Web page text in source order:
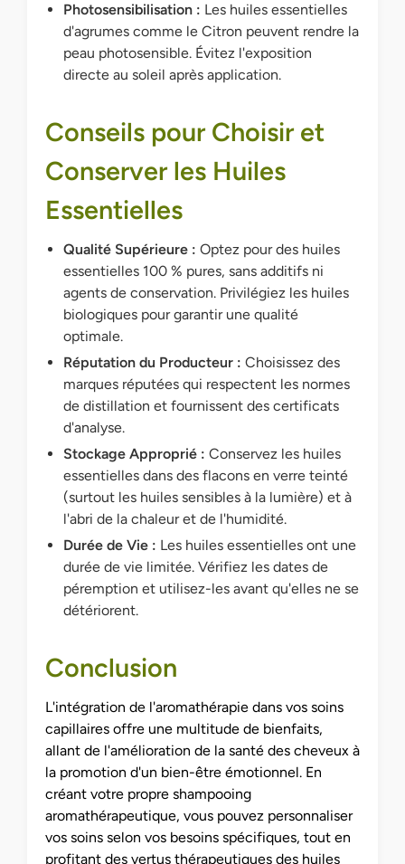
Photosensibilisation : Les huiles essentielles
d'agrumes comme le Citron peuvent rendre la
peau photosensible. Évitez l'exposition
directe au soleil après application.
Conseils pour Choisir et
Conserver les Huiles
Essentielles
Qualité Supérieure : Optez pour des huiles
essentielles 100 % pures, sans additifs ni
agents de conservation. Privilégiez les huiles
biologiques pour garantir une qualité
optimale.
Réputation du Producteur : Choisissez des
marques réputées qui respectent les normes
de distillation et fournissent des certificats
d'analyse.
Stockage Approprié : Conservez les huiles
essentielles dans des flacons en verre teinté
(surtout les huiles sensibles à la lumière) et à
l'abri de la chaleur et de l'humidité.
Durée de Vie : Les huiles essentielles ont une
durée de vie limitée. Vérifiez les dates de
péremption et utilisez-les avant qu'elles ne se
détériorent.
Conclusion
L'intégration de l'aromathérapie dans vos soins
capillaires offre une multitude de bienfaits,
allant de l'amélioration de la santé des cheveux à
la promotion d'un bien-être émotionnel. En
créant votre propre shampooing
aromathérapeutique, vous pouvez personnaliser
vos soins selon vos besoins spécifiques, tout en
profitant des vertus thérapeutiques des huiles